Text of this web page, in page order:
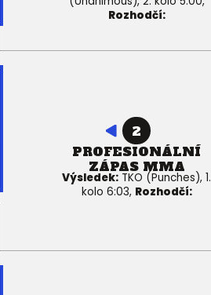
Rozhodčí:
2
PROFESIONÁLNÍ
ZÁPAS MMA
Výsledek: TKO (Punches), 1.
kolo 6:03, Rozhodčí: